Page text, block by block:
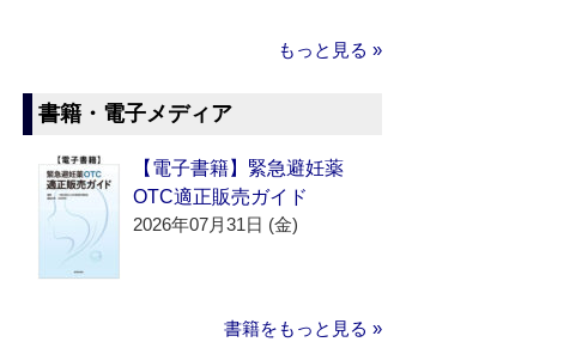
もっと見る »
書籍・電子メディア
【電子書籍】緊急避妊薬
OTC適正販売ガイド
2026年07月31日 (金)
書籍をもっと見る »